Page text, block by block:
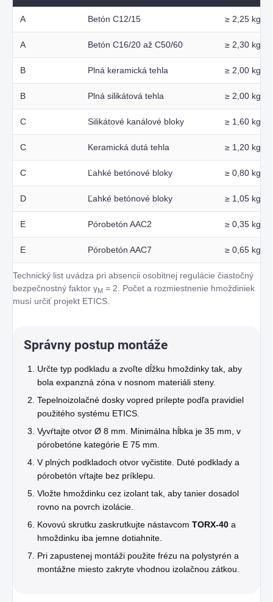
A Betón C12/15 ≥ 2,25 kg/
A Betón C16/20 až C50/60 ≥ 2,30 kg/
B Plná keramická tehla ≥ 2,00 kg/
B Plná silikátová tehla ≥ 2,00 kg/
C Silikátové kanálové bloky ≥ 1,60 kg/
C Keramická dutá tehla ≥ 1,20 kg/
C Ľahké betónové bloky ≥ 0,80 kg/
D Ľahké betónové bloky ≥ 1,05 kg/
E Pórobetón AAC2 ≥ 0,35 kg/
E Pórobetón AAC7 ≥ 0,65 kg/
Technický list uvádza pri absencii osobitnej regulácie čiastočný
bezpečnostný faktor γM = 2. Počet a rozmiestnenie hmoždiniek
musí určiť projekt ETICS.
Správny postup montáže
Určte typ podkladu a zvoľte dĺžku hmoždinky tak, aby
bola expanzná zóna v nosnom materiáli steny.
Tepelnoizolačné dosky vopred prilepte podľa pravidiel
použitého systému ETICS.
Vyvŕtajte otvor Ø 8 mm. Minimálna hĺbka je 35 mm, v
pórobetóne kategórie E 75 mm.
V plných podkladoch otvor vyčistite. Duté podklady a
pórobetón vŕtajte bez príklepu.
Vložte hmoždinku cez izolant tak, aby tanier dosadol
rovno na povrch izolácie.
Kovovú skrutku zaskrutkujte nástavcom TORX-40 a
hmoždinku iba jemne dotiahnite.
Pri zapustenej montáži použite frézu na polystyrén a
montážne miesto zakryte vhodnou izolačnou zátkou.